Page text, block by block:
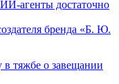
бренда «Б. Ю.
в тяжбе о завещании